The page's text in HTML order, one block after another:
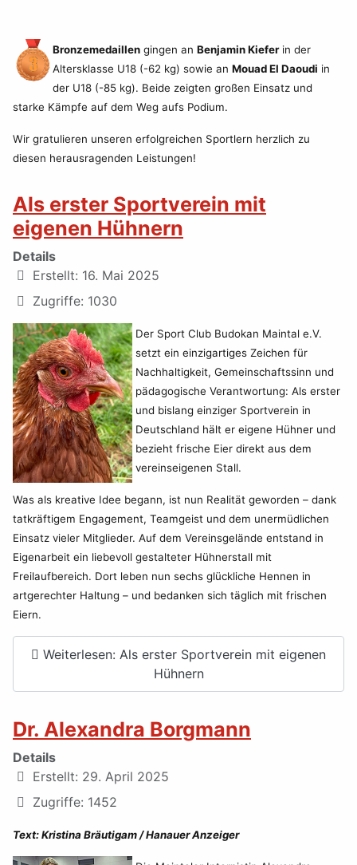
Bronzemedaillen gingen an Benjamin Kieferin der
Altersklasse U18 (-62 kg) sowie an Mouad El Daoudi in
der U18 (-85 kg). Beide zeigten großen Einsatz und
starke Kämpfe auf dem Weg aufs Podium.
Wir gratulieren unseren erfolgreichen Sportlern herzlich zu
diesen herausragenden Leistungen!
Als erster Sportverein mit
eigenen Hühnern
Details
Erstellt: 16. Mai 2025
Zugriffe: 1030
Der Sport Club Budokan Maintal e.V.
setzt ein einzigartiges Zeichen für
Nachhaltigkeit, Gemeinschaftssinn und
pädagogische Verantwortung: Als erster
und bislang einziger Sportverein in
Deutschland hält er eigene Hühner und
bezieht frische Eier direkt aus dem
vereinseigenen Stall.
Was als kreative Idee begann, ist nun Realität geworden – dank
tatkräftigem Engagement, Teamgeist und dem unermüdlichen
Einsatz vieler Mitglieder. Auf dem Vereinsgelände entstand in
Eigenarbeit ein liebevoll gestalteter Hühnerstall mit
Freilaufbereich. Dort leben nun sechs glückliche Hennen in
artgerechter Haltung – und bedanken sich täglich mit frischen
Eiern.
Weiterlesen: Als erster Sportverein mit eigenen
Hühnern
Dr. Alexandra Borgmann
Details
Erstellt: 29. April 2025
Zugriffe: 1452
Text: Kristina Bräutigam / Hanauer Anzeiger